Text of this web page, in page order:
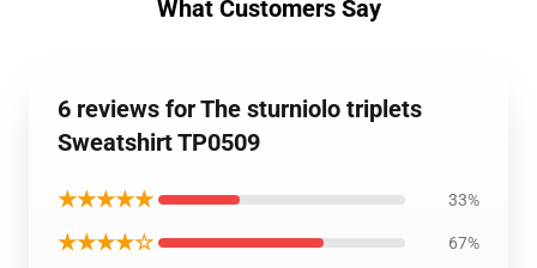
What Customers Say
6 reviews for The sturniolo triplets
Sweatshirt TP0509
★★★★★ 33%
★★★★☆ 67%